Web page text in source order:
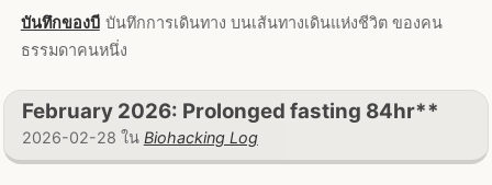
บันทึกของบี บันทึกการเดินทาง บนเส้นทางเดินแห่งชีวิต ของคน
ธรรมดาคนหนึ่ง
February 2026: Prolonged fasting 84hr**
2026-02-28 ใน Biohacking Log